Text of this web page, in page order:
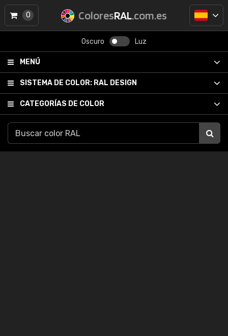
ColoresRAL.com.es
Oscuro Luz
MENÚ
SISTEMA DE COLOR: RAL DESIGN
CATEGORÍAS DE COLOR
0